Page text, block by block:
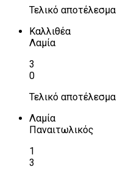
Τελικό αποτέλεσμα
Καλλιθέα
Λαμία
3
0
Τελικό αποτέλεσμα
Λαμία
Παναιτωλικός
1
3